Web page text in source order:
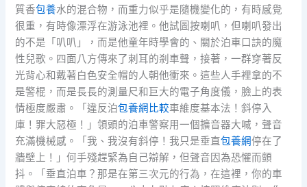
質香包養水的混合物，而重力似乎是隨機變化的，有時感覺
很重，有時像漂浮在游泳池裡。他試圖按喇叭，但喇叭發出
的不是「叭叭」，而是他童年時學會的、關於泊車口訣的魔
性兒歌。四面八方傳來了刺耳的剎車聲，接著，一群穿著反
光背心和戴著白色安全帽的人朝他衝來。這些人手裡拿的不
是警棍，而是長長的測量尺和巨大的電子角度儀，臉上的表
情極度嚴肅。「違反泊包養網比較車維度基本法！斜停入
庫！罪大惡極！」領頭的泊車警察用一個擴音器大喊，聲音
充滿機械感。「我、我沒有斜停！我只是垂直包養網停在了
牆壁上！」何手殘趕緊為自己辯解，但聲音因為恐懼而顫
抖。「垂直泊車？那是在第三次元的行為，在這裡，你的車